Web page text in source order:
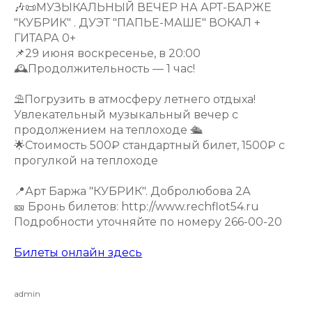
🎶📜МУЗЫКАЛЬНЫЙ ВЕЧЕР НА АРТ-БАРЖЕ
"КУБРИК" . ДУЭТ "ПАПЬЕ-МАШЕ" ВОКАЛ +
ГИТАРА 0+
📌29 июня воскресенье, в 20:00
🕰️Продолжительность — 1 час!
⛱️Погрузить в атмосферу летнего отдыха!
Увлекательный музыкальный вечер с
продолжением на теплоходе 🛳️
🌟Стоимость 500₽ стандартный билет, 1500₽ с
прогулкой на теплоходе
📍Арт Баржа "КУБРИК". Добролюбова 2А
🎫 Бронь билетов: http://www.rechflot54.ru
Подробности уточняйте по номеру 266-00-20
Билеты онлайн здесь
admin